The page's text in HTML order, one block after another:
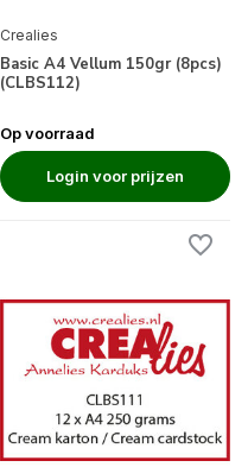
Crealies
Basic A4 Vellum 150gr (8pcs)
(CLBS112)
Op voorraad
Login voor prijzen